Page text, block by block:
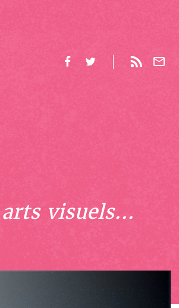
visuels...